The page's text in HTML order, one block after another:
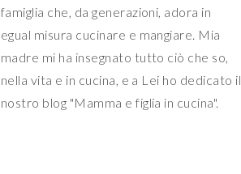
famiglia che, da generazioni, adora in
egual misura cucinare e mangiare. Mia
madre mi ha insegnato tutto ciò che so,
nella vita e in cucina, e a Lei ho dedicato il
nostro blog "Mamma e figlia in cucina".